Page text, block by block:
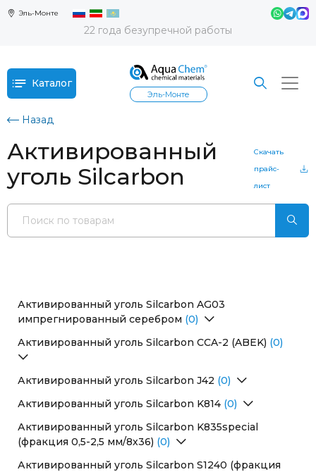
Эль-Монте
22 года безупречной работы
Каталог
Эль-Монте
Назад
Активированный
уголь Silcarbon
Скачать
прайс-
лист
Активированный уголь Silcarbon AG03
импрегнированный серебром (0)
Активированный уголь Silcarbon CCA-2 (ABEK) (0)
Активированный уголь Silcarbon J42 (0)
Активированный уголь Silcarbon K814 (0)
Активированный уголь Silcarbon K835special
(фракция 0,5-2,5 мм/8х36) (0)
Активированный уголь Silcarbon S1240 (фракция